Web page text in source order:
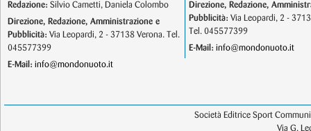
Redazione: Silvio Cametti, Daniela Colombo
Direzione, Redazione, Amministrazione e
Pubblicità: Via Leopardi, 2 - 37138 Verona. Tel.
045577399
E-Mail: info@mondonuoto.it
Direzione, Redazione,
Pubblicità: Via Leopardi, 2 -
Tel. 045577399
E-Mail: info@mondonuoto.it
Società Editrice Sport
Via G.